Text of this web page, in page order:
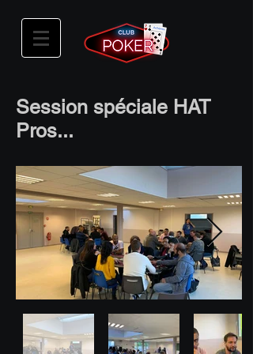
Session spéciale HAT
Pros...